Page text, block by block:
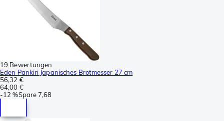
19 Bewertungen
Eden Pankiri Japanisches Brotmesser 27 cm
56,32 €
64,00 €
-12 %Spare7,68